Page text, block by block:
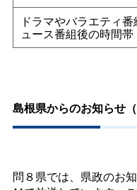
ドラマやバラエティ
ュース番組後の時間
島根県からのお知らせ
問８県では、県政のお